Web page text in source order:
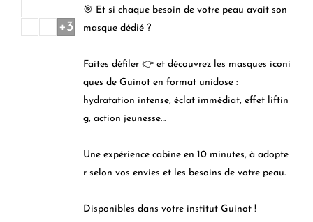
🎯 Et si chaque besoin de votre peau avait son
masque dédié ?
Faites défiler 👉 et découvrez les masques iconi
ques de Guinot en format unidose :
hydratation intense, éclat immédiat, effet liftin
g, action jeunesse…
Une expérience cabine en 10 minutes, à adopte
r selon vos envies et les besoins de votre peau.
Disponibles dans votre institut Guinot !
+3